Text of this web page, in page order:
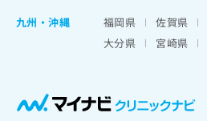
九州・沖縄
福岡県 佐賀県
大分県
宮崎県